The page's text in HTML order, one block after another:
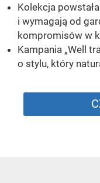
Kolekcja
i wymagają od
kompromisów w
Kampania „Well
o stylu, który